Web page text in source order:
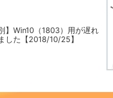
】Win10（1803）用が遅れ
した【2018/10/25】